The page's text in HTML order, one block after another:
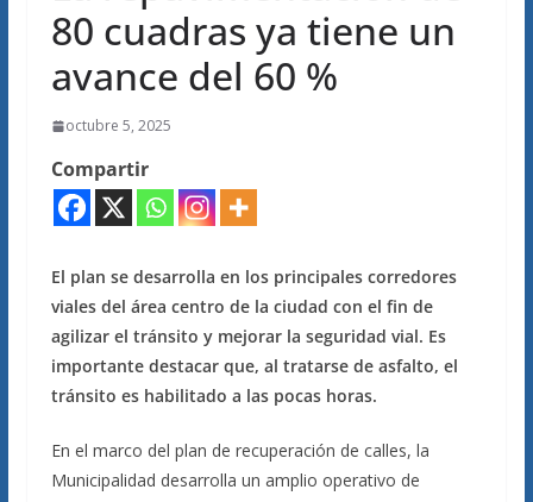
80 cuadras ya tiene un
avance del 60 %
octubre 5, 2025
Compartir
El plan se desarrolla en los principales corredores
viales del área centro de la ciudad con el fin de
agilizar el tránsito y mejorar la seguridad vial. Es
importante destacar que, al tratarse de asfalto, el
tránsito es habilitado a las pocas horas.
En el marco del plan de recuperación de calles, la
Municipalidad desarrolla un amplio operativo de